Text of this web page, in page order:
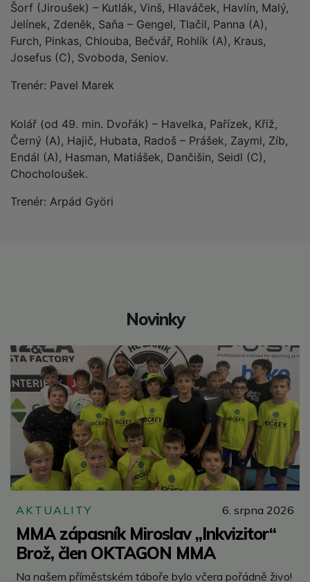
Šorf (Jiroušek) – Kutlák, Vinš, Hlaváček, Havlín, Malý,
Jelínek, Zdeněk, Saňa – Gengel, Tlačil, Panna (A),
Furch, Pinkas, Chlouba, Bečvář, Rohlík (A), Kraus,
Josefus (C), Svoboda, Seniov.
Trenér: Pavel Marek
Kolář (od 49. min. Dvořák) – Havelka, Pařízek, Kříž,
Černý (A), Hajič, Hubata, Radoš – Prášek, Zayml, Zíb,
Endál (A), Hasman, Matiášek, Dančišin, Seidl (C),
Chocholoušek.
Trenér: Arpád Györi
Novinky
AKTUALITY 6. srpna 2026
MMA zápasník Miroslav „Inkvizitor“
Brož, člen OKTAGON MMA
Na našem příměstském táboře bylo včera pořádně živo!